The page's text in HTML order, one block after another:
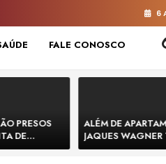
6
FALE CONOSCO
PRESOS
DE
HOMENS
ALÉM DE
JAQUES WAGNER
VENDA DE